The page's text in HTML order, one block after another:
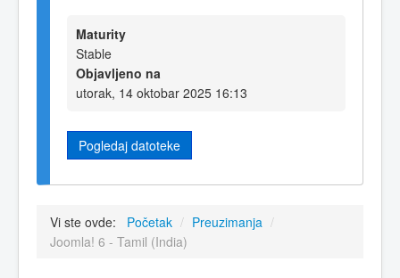
Maturity
Stable
Objavljeno na
utorak, 14 oktobar 2025 16:13
Pogledaj datoteke
Vi ste ovde: Početak / Preuzimanja /
Joomla! 6 - Tamil (India)